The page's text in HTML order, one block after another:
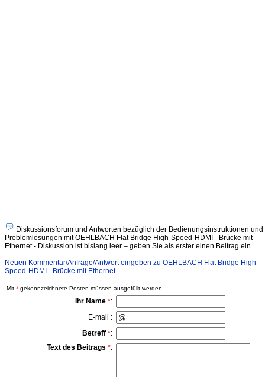
Diskussionsforum und Antworten bezüglich der Bedienungsinstruktionen und
Problemlösungen mit OEHLBACH Flat Bridge High-Speed-HDMI - Brücke mit
Ethernet - Diskussion ist bislang leer – geben Sie als erster einen Beitrag ein
Neuen Kommentar/Anfrage/Antwort eingeben zu OEHLBACH Flat Bridge High-
Speed-HDMI - Brücke mit Ethernet
Mit * gekennzeichnete Posten müssen ausgefüllt werden.
Ihr Name *:
E-mail :
Betreff *:
Text des Beitrags *: